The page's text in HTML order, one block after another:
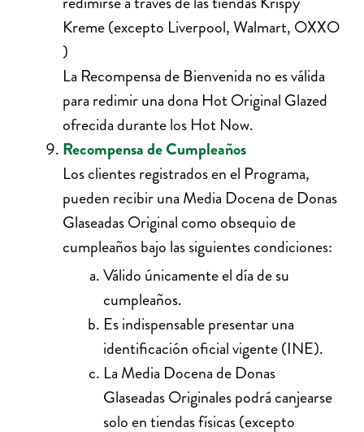
Kreme (excepto Liverpool, Walmart, OXXO
)
La Recompensa de Bienvenida no es válida
para redimir una dona Hot Original Glazed
ofrecida durante los Hot Now.
Recompensa de Cumpleaños
Los clientes registrados en el Programa,
pueden recibir una Media Docena de Donas
Glaseadas Original como obsequio de
cumpleaños bajo las siguientes condiciones:
Válido únicamente el día de su
cumpleaños.
Es indispensable presentar una
identificación oficial vigente (INE).
La Media Docena de Donas
Glaseadas Originales podrá canjearse
solo en tiendas físicas (excepto